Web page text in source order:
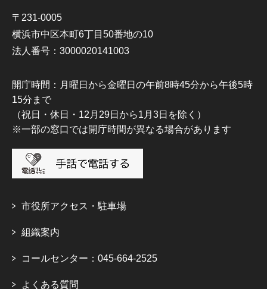
〒231-0005
横浜市中区本町6丁目50番地の10
法人番号：3000020141003
開庁時間：月曜日から金曜日の午前8時45分から午後5時
15分まで
（祝日・休日・12月29日から1月3日を除く）
※一部の窓口では開庁時間が異なる場合があります
市役所アクセス・駐車場
組織案内
コールセンター：045-664-2525
よくある質問